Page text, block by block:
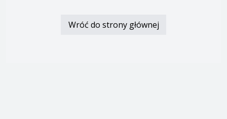
Wróć do strony głównej